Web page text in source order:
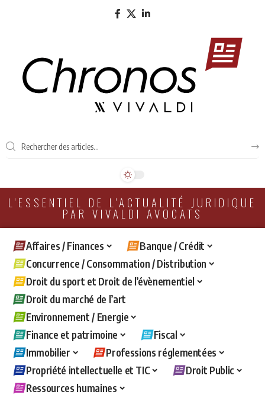
L'ESSENTIEL DE L'ACTUALITÉ JURIDIQUE
PAR VIVALDI AVOCATS
Affaires / Finances
Banque / Crédit
Concurrence / Consommation / Distribution
Droit du sport et Droit de l’évènementiel
Droit du marché de l’art
Environnement / Energie
Finance et patrimoine
Fiscal
Immobilier
Professions réglementées
Propriété intellectuelle et TIC
Droit Public
Ressources humaines